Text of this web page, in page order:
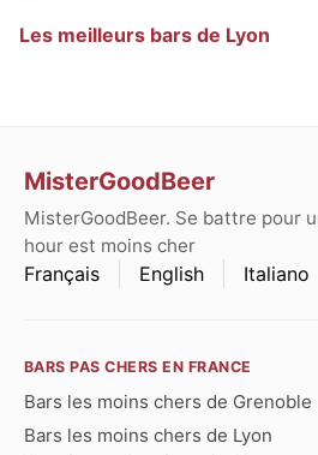
Les meilleurs bars de Lyon
MisterGoodBeer
MisterGoodBeer. Se battre pour
hour est moins cher
Français English Italiano
BARS PAS CHERS EN FRANCE
Bars les moins chers de Grenoble
Bars les moins chers de Lyon